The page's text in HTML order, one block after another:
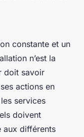
constante et un
n’est la
doit savoir
actions en
services
doivent
aux différents